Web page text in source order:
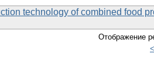
technology of combined food
Отображение